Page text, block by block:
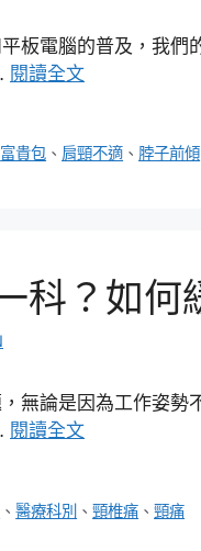
板電腦的普及，我
閱讀全文
富貴包 、 肩頸不適 、 脖子前傾
科？如何
無論是因為工作姿
閱讀全文
、醫療科別 、頸椎痛 、頸痛